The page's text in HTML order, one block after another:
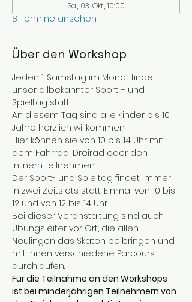
Sa., 03. Okt., 10:00
8 Termine ansehen
Über den Workshop
Jeden 1. Samstag im Monat findet
unser allbekannter Sport – und
Spieltag statt.
An diesem Tag sind alle Kinder bis 10
Jahre herzlich willkommen.
Hier können sie von 10 bis 14 Uhr mit
dem Fahrrad, Dreirad oder den
Inlinern teilnehmen.
Der Sport- und Spieltag findet immer
in zwei Zeitslots statt. Einmal von 10 bis
12 und von 12 bis 14 Uhr.
Bei dieser Veranstaltung sind auch
Übungsleiter vor Ort, die allen
Neulingen das Skaten beibringen und
mit ihnen verschiedene Parcours
durchlaufen.
Für die Teilnahme an den Workshops
ist bei minderjährigen Teilnehmern von